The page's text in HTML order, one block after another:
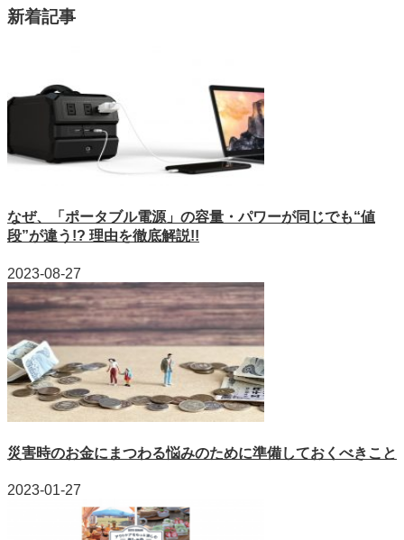
新着記事
なぜ、「ポータブル電源」の容量・パワーが同じでも“値
段”が違う!? 理由を徹底解説!!
2023-08-27
災害時のお金にまつわる悩みのために準備しておくべきこと
2023-01-27